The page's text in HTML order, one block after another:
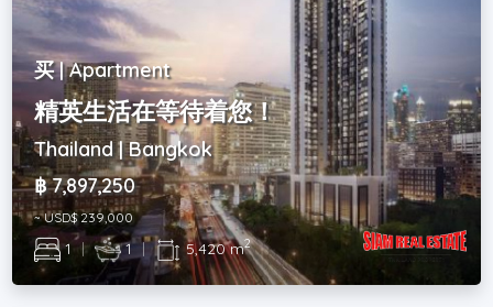
买 | Apartment
精英生活在等待着您！
Thailand | Bangkok
฿ 7,897,250
~ USD$ 239,000
1 | 1 | 5,420 m2